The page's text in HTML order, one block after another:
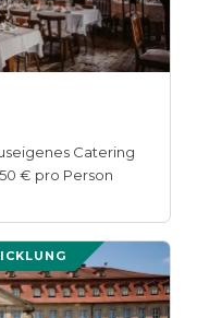
Catering
€ pro Person